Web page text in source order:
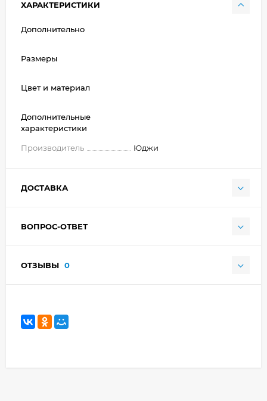
ХАРАКТЕРИСТИКИ
Дополнительно
Размеры
Цвет и материал
Дополнительные
характеристики
Производитель Юджи
ДОСТАВКА
ВОПРОС-ОТВЕТ
ОТЗЫВЫ 0